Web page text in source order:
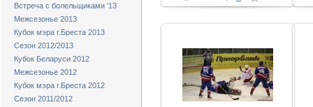
Встреча с болельщиками '13
Межсезонье 2013
Кубок мэра г.Бреста 2013
Сезон 2012/2013
Кубок Беларуси 2012
Межсезонье 2012
Кубок мэра г.Бреста 2012
Сезон 2011/2012
06.02.2010
hcbrest